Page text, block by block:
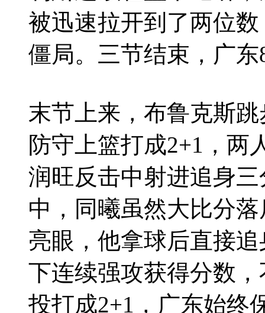
被迅速拉开到了两位
僵局。三节结束，广
末节上来，布鲁克斯
防守上篮打成2+1，两
润旺反击中射进追身
中，同曦虽然大比分
亮眼，他拿球后直接
下连续强攻获得分数
投打成2+1，广东始终